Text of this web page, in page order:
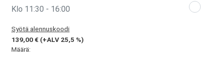
Klo 11:30 - 16:00
Syötä alennuskoodi
139,00 € (+ALV 25,5 %)
Määrä: